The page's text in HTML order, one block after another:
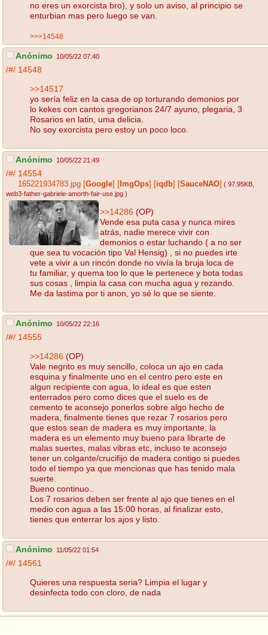
no eres un exorcista bro), y solo un aviso, al principio se
enturbian mas pero luego se van.
>>>14548
Anónimo 10/05/22 07:40
/#/ 14548
>>14517
yo sería feliz en la casa de op torturando demonios por
lo kekes con cantos gregorianos 24/7 ayuno, plegaria, 3
Rosarios en latin, uma delicia.
No soy exorcista pero estoy un poco loco.
Anónimo 10/05/22 21:49
/#/ 14554
165221934783.jpg Google ImgOps iqdb SauceNAO ( 97.95KB
web3-father-gabriele-amorth-fair-use.jpg )
>>14286 (OP)
Vende esa puta casa y nunca mires
atrás, nadie merece vivir con
demonios o estar luchando ( a no ser
que sea tu vocación tipo Val Hensig) , si no puedes irte
vete a vivir a un rincón donde no vivía la bruja loca de
tu familiar, y quema too lo que le pertenece y bota todas
sus cosas , limpia la casa con mucha agua y rezando.
Me da lastima por ti anon, yo sé lo que se siente.
Anónimo 10/05/22 22:16
/#/ 14555
>>14286 (OP)
Vale negrito es muy sencillo, coloca un ajo en cada
esquina y finalmente uno en el centro pero este en
algun recipiente con agua, lo ideal es que esten
enterrados pero como dices que el suelo es de
cemento te aconsejo ponerlos sobre algo hecho de
madera, finalmente tienes que rezar 7 rosarios pero
que estos sean de madera es muy importante, la
madera es un elemento muy bueno para librarte de
malas suertes, malas vibras etc, incluso te aconsejo
tener un colgante/crucifijo de madera contigo si puedes
todo el tiempo ya que mencionas que has tenido mala
suerte.
Bueno continuo..
Los 7 rosarios deben ser frente al ajo que tienes en el
medio con agua a las 15:00 horas, al finalizar esto,
tienes que enterrar los ajos y listo.
Anónimo 11/05/22 01:54
/#/ 14561
Quieres una respuesta seria? Limpia el lugar y
desinfecta todo con cloro, de nada